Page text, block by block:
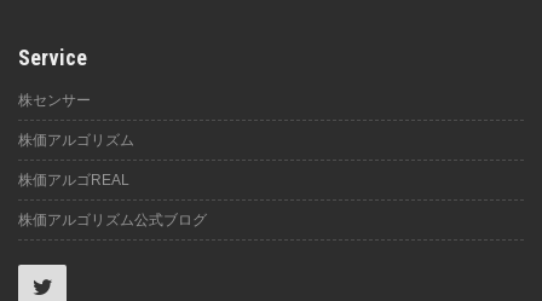
Service
株センサー
株価アルゴリズム
株価アルゴREAL
株価アルゴリズム公式ブログ